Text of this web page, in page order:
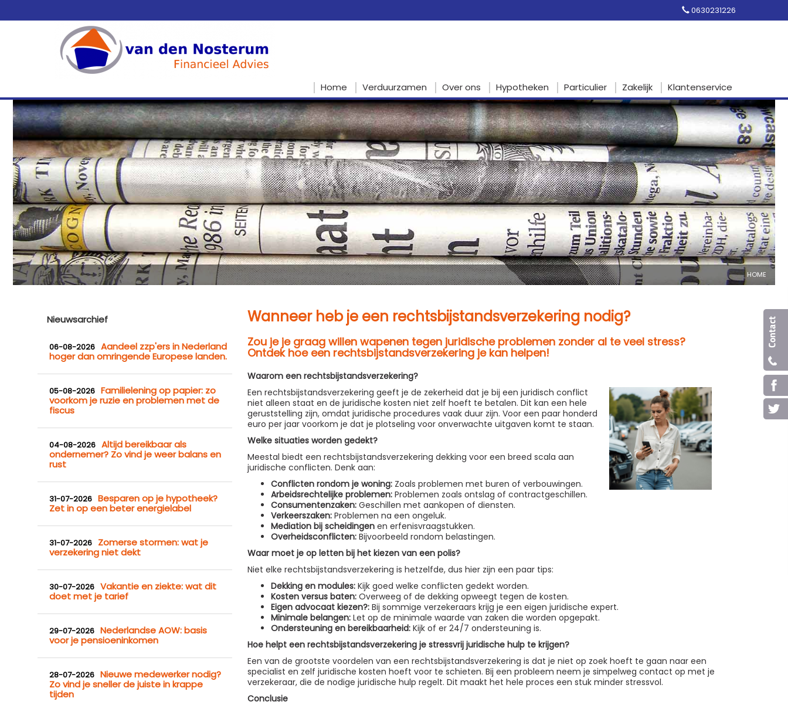
0630231226
Home Verduurzamen Over ons Hypotheken Particulier Zakelijk Klantenservice
HOME
Nieuwsarchief
06-08-2026 Aandeel zzp'ers in Nederland
hoger dan omringende Europese landen.
05-08-2026 Familielening op papier: zo
voorkom je ruzie en problemen met de
fiscus
04-08-2026 Altijd bereikbaar als
ondernemer? Zo vind je weer balans en
rust
31-07-2026 Besparen op je hypotheek?
Zet in op een beter energielabel
31-07-2026
Zomerse stormen: wat je
verzekering niet dekt
30-07-2026 Vakantie en ziekte: wat dit
doet met je tarief
29-07-2026 Nederlandse AOW: basis
voor je pensioeninkomen
28-07-2026 Nieuwe medewerker nodig?
Zo vind je sneller de juiste in krappe
tijden
Wanneer heb je een rechtsbijstandsverzekering nodig?
Zou je je graag willen wapenen tegen juridische problemen zonder al te veel stress?
Ontdek hoe een rechtsbijstandsverzekering je kan helpen!
Waarom een rechtsbijstandsverzekering?
Een rechtsbijstandsverzekering geeft je de zekerheid dat je bij een juridisch conflict
niet alleen staat en de juridische kosten niet zelf hoeft te betalen. Dit kan een hele
geruststelling zijn, omdat juridische procedures vaak duur zijn. Voor een paar honderd
euro per jaar voorkom je dat je plotseling voor onverwachte uitgaven komt te staan.
Welke situaties worden gedekt?
Meestal biedt een rechtsbijstandsverzekering dekking voor een breed scala aan
juridische conflicten. Denk aan:
Conflicten rondom je woning:Zoals problemen met buren of verbouwingen.
Arbeidsrechtelijke problemen:Problemen zoals ontslag of contractgeschillen.
Consumentenzaken:Geschillen met aankopen of diensten.
Verkeerszaken:Problemen na een ongeluk.
Mediation bij scheidingenen erfenisvraagstukken.
Overheidsconflicten:Bijvoorbeeld rondom belastingen.
Waar moet je op letten bij het kiezen van een polis?
Niet elke rechtsbijstandsverzekering is hetzelfde, dus hier zijn een paar tips:
Dekking en modules:Kijk goed welke conflicten gedekt worden.
Kosten versus baten:Overweeg of de dekking opweegt tegen de kosten.
Eigen advocaat kiezen?:Bij sommige verzekeraars krijg je een eigen juridische expert.
Minimale belangen:Let op de minimale waarde van zaken die worden opgepakt.
Ondersteuning en bereikbaarheid:Kijk of er 24/7 ondersteuning is.
Hoe helpt een rechtsbijstandsverzekering je stressvrij juridische hulp te krijgen?
Een van de grootste voordelen van een rechtsbijstandsverzekering is dat je niet op zoek hoeft te gaan naar een
specialist en zelf juridische kosten hoeft voor te schieten. Bij een probleem neem je simpelweg contact op met je
verzekeraar, die de nodige juridische hulp regelt. Dit maakt het hele proces een stuk minder stressvol.
Conclusie